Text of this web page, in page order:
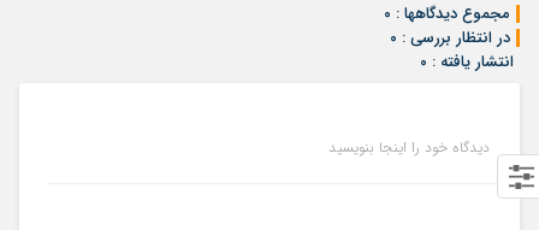
مجموع دیدگاهها : ۰
در انتظار بررسی : ۰
انتشار یافته : ۰
دیدگاه خود را اینجا بنویسید